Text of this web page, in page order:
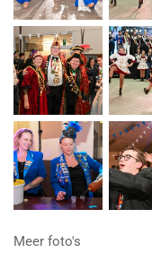
Meer foto's